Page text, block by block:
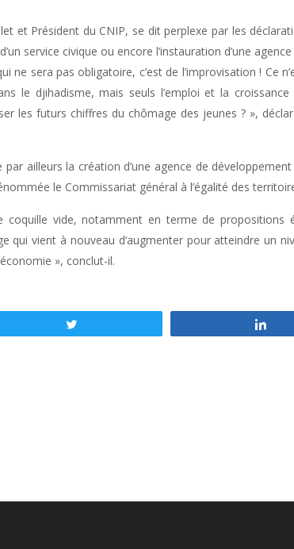
et Président du CNIP, se dit perplexe par les
service civique ou encore l’instauration d’une
ne sera pas obligatoire, c’est de l’improvisation ! Ce
le djihadisme, mais seuls l’emploi et la
les futurs chiffres du chômage des jeunes ? »,
ailleurs la création d’une agence de
le Commissariat général à l’égalité des
coquille vide, notamment en terme de propositions
qui vient à nouveau d’augmenter pour atteindre un
», conclut-il.